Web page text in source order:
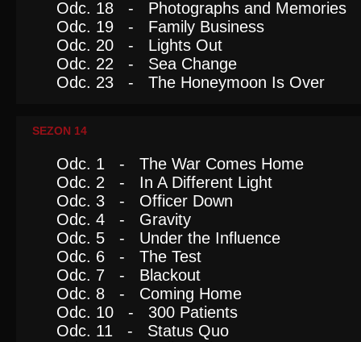
Odc. 18 - Photographs and Memories
Odc. 19 - Family Business
Odc. 20 - Lights Out
Odc. 22 - Sea Change
Odc. 23 - The Honeymoon Is Over
SEZON 14
Odc. 1 - The War Comes Home
Odc. 2 - In A Different Light
Odc. 3 - Officer Down
Odc. 4 - Gravity
Odc. 5 - Under the Influence
Odc. 6 - The Test
Odc. 7 - Blackout
Odc. 8 - Coming Home
Odc. 10 - 300 Patients
Odc. 11 - Status Quo